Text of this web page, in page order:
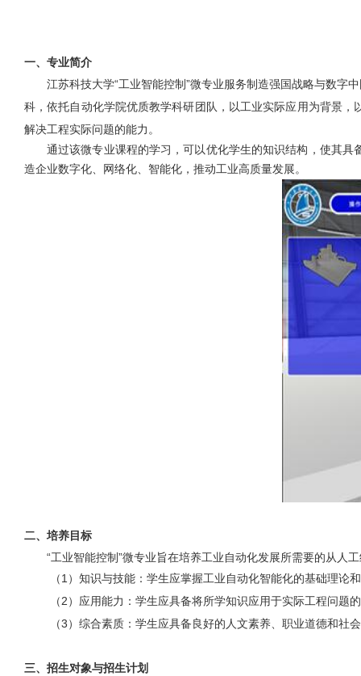
一、专业简介
江苏科技大学“工业智能控制”微专业服务制造强国战略与数字
科，依托自动化学院优质教学科研团队，以工业实际应用为背景
解决工程实际问题的能力。
通过该微专业课程的学习，可以优化学生的知识结构，使其
造企业数字化、网络化、智能化，推动工业高质量发展。
二、培养目标
“工业智能控制”微专业旨在培养工业自动化发展所需要的从人
（1 ）知识与技能：学生应掌握工业自动化智能化的基础理论
（2）应用能力：学生应具备将所学知识应用于实际工程问题
（3）综合素质：学生应具备良好的人文素养、职业道德和社
三、招生对象与招生计划